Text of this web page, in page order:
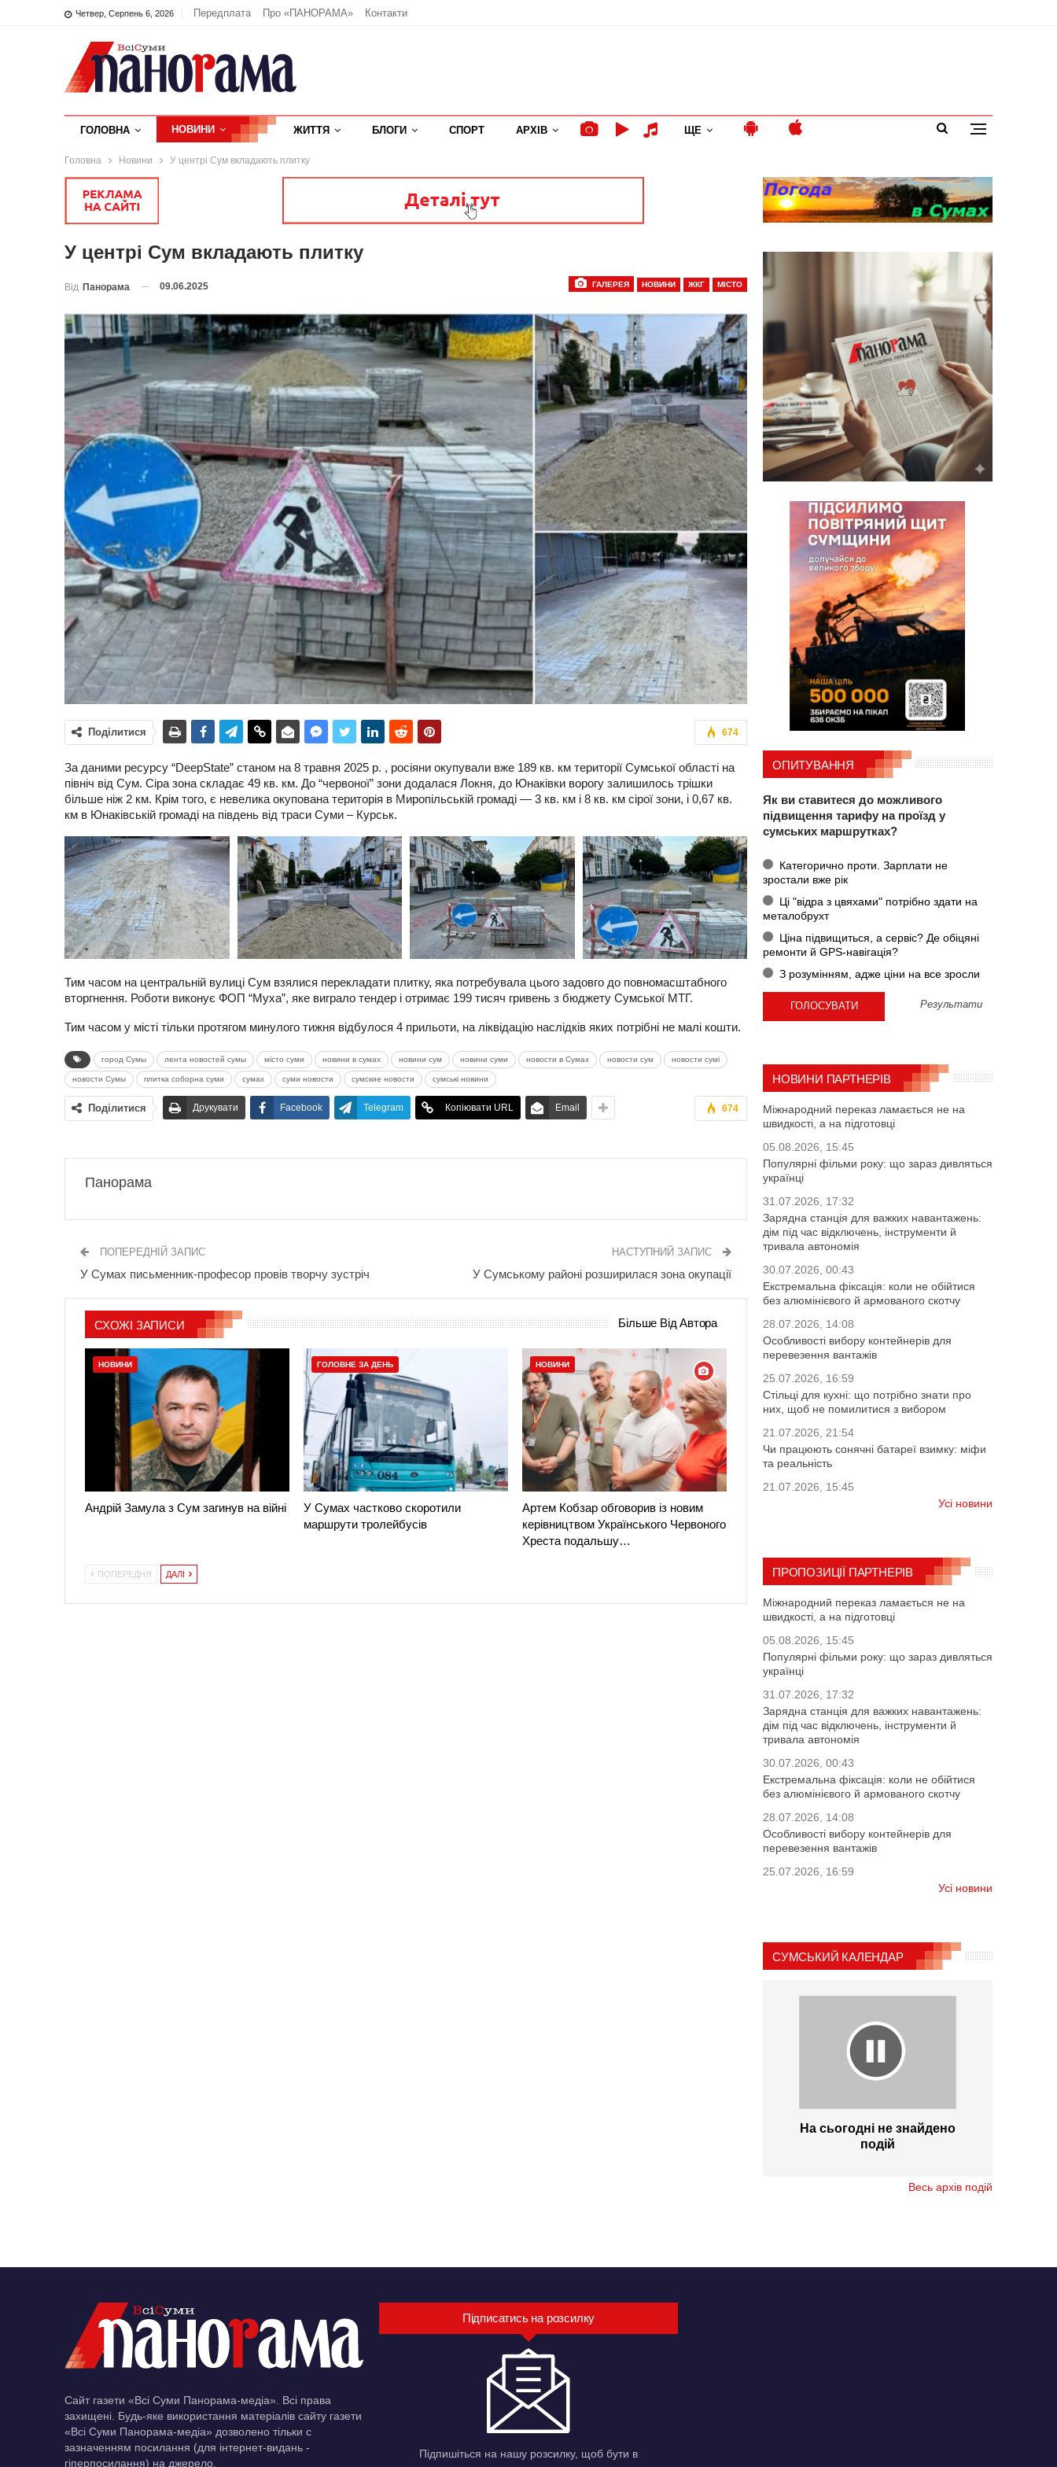
Четвер, Серпень 6, 2026 Передплата Про «ПАНОРАМА» Контакти
ГОЛОВНА НОВИНИ ЖИТТЯ БЛОГИ СПОРТ АРХІВ ЩЕ
Головна Новини У центрі Сум вкладають плитку
У центрі Сум вкладають плитку
ГАЛЕРЕЯ НОВИНИ ЖКГ МІСТО
Від Панорама 09.06.2025
674
Поділитися
За даними ресурсу “DeepState” станом на 8 травня 2025 р. , росіяни окупували вже 189 кв. км території Сумської області на
північ від Сум. Сіра зона складає 49 кв. км. До “червоної” зони додалася Локня, до Юнаківки ворогу залишилось трішки
більше ніж 2 км. Крім того, є невелика окупована територія в Миропільській громаді — 3 кв. км і 8 кв. км сірої зони, і 0,67 кв.
км в Юнаківській громаді на південь від траси Суми – Курськ.
Тим часом на центральній вулиці Сум взялися перекладати плитку, яка потребувала цього задовго до повномасштабного
вторгнення. Роботи виконує ФОП “Муха”, яке виграло тендер і отримає 199 тисяч гривень з бюджету Сумської МТГ.
Тим часом у місті тільки протягом минулого тижня відбулося 4 прильоти, на ліквідацію наслідків яких потрібні не малі кошти.
город Сумы лента новостей сумы місто суми новини в сумах новини сум новини суми новости в Сумах новости сум новости сумі
новости Сумы плитка соборна суми сумах суми новости сумские новости сумські новини
674
Поділитися Друкувати Facebook Telegram Копіювати URL Email
Панорама
ПОПЕРЕДНІЙ ЗАПИС
У Сумах письменник-професор провів творчу зустріч
НАСТУПНИЙ ЗАПИС
У Сумському районі розширилася зона окупації
СХОЖІ ЗАПИСИ Більше Від Автора
НОВИНИ
Андрій Замула з Сум загинув на війні
ГОЛОВНЕ ЗА ДЕНЬ
У Сумах частково скоротили
маршрути тролейбусів
НОВИНИ
Артем Кобзар обговорив із новим
керівництвом Українського Червоного
Хреста подальшу…
ПОПЕРЕДНЯ ДАЛІ
ОПИТУВАННЯ
Як ви ставитеся до можливого
підвищення тарифу на проїзд у
сумських маршрутках?
Категорично проти. Зарплати не
зростали вже рік
Ці "відра з цвяхами" потрібно здати на
металобрухт
Ціна підвищиться, а сервіс? Де обіцяні
ремонти й GPS-навігація?
З розумінням, адже ціни на все зросли
Результати
НОВИНИ ПАРТНЕРІВ
Міжнародний переказ ламається не на
швидкості, а на підготовці
05.08.2026, 15:45
Популярні фільми року: що зараз дивляться
українці
31.07.2026, 17:32
Зарядна станція для важких навантажень:
дім під час відключень, інструменти й
тривала автономія
30.07.2026, 00:43
Екстремальна фіксація: коли не обійтися
без алюмінієвого й армованого скотчу
28.07.2026, 14:08
Особливості вибору контейнерів для
перевезення вантажів
25.07.2026, 16:59
Стільці для кухні: що потрібно знати про
них, щоб не помилитися з вибором
21.07.2026, 21:54
Чи працюють сонячні батареї взимку: міфи
та реальність
21.07.2026, 15:45
Усі новини
ПРОПОЗИЦІЇ ПАРТНЕРІВ
Міжнародний переказ ламається не на
швидкості, а на підготовці
05.08.2026, 15:45
Популярні фільми року: що зараз дивляться
українці
31.07.2026, 17:32
Зарядна станція для важких навантажень:
дім під час відключень, інструменти й
тривала автономія
30.07.2026, 00:43
Екстремальна фіксація: коли не обійтися
без алюмінієвого й армованого скотчу
28.07.2026, 14:08
Особливості вибору контейнерів для
перевезення вантажів
25.07.2026, 16:59
Усі новини
СУМСЬКИЙ КАЛЕНДАР
На сьогодні не знайдено
подій
Весь архів подій
Сайт газети «Всі Суми Панорама-медіа». Всі права
захищені. Будь-яке використання матеріалів сайту газети
«Всі Суми Панорама-медіа» дозволено тільки c
зазначенням посилання (для інтернет-видань -
гіперпосилання) на джерело.
Підписатись на розсилку
Підпишіться на нашу розсилку, щоб бути в